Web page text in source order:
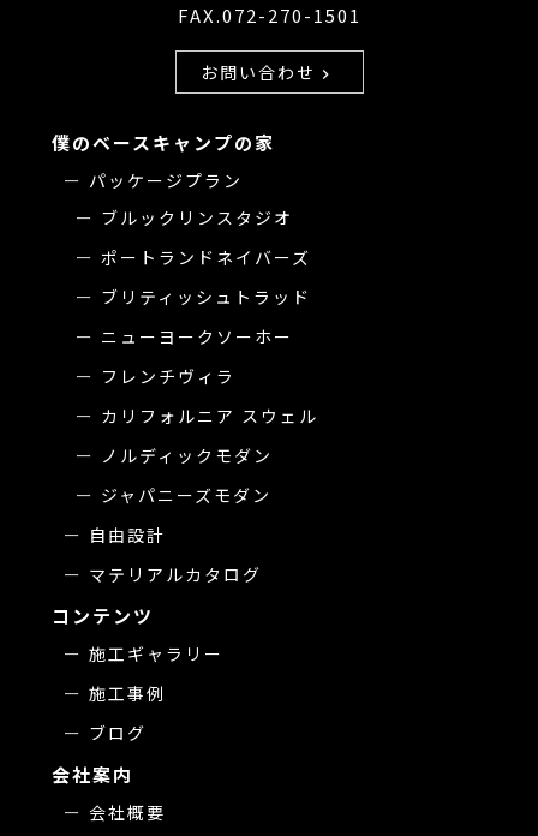
FAX.072-270-1501
お問い合わせ chevron_right
僕のベースキャンプの家
パッケージプラン
ブルックリンスタジオ
ポートランドネイバーズ
ブリティッシュトラッド
ニューヨークソーホー
フレンチヴィラ
カリフォルニア スウェル
ノルディックモダン
ジャパニーズモダン
自由設計
マテリアルカタログ
コンテンツ
施工ギャラリー
施工事例
ブログ
会社案内
会社概要